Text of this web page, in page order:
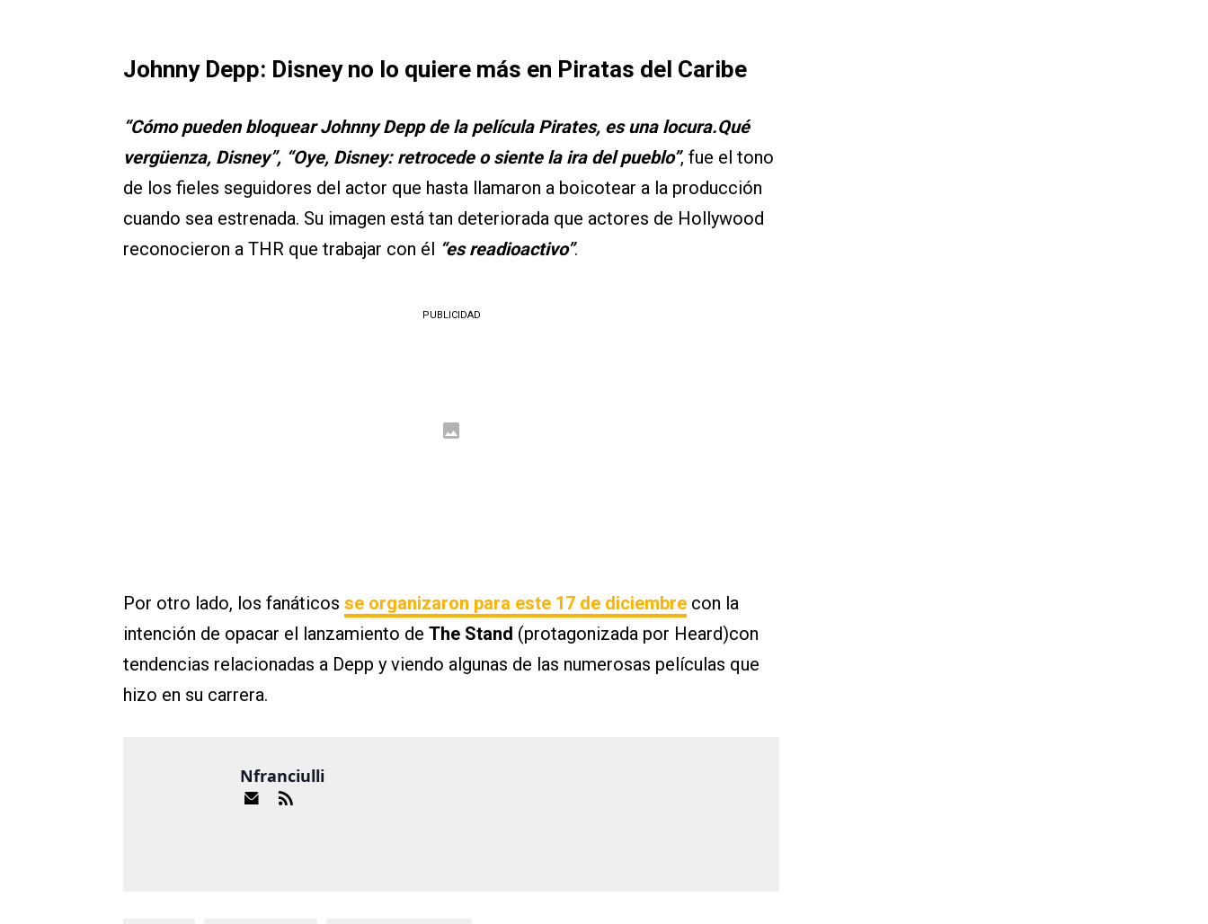
Johnny Depp: Disney no lo quiere más en Piratas del Caribe
“Cómo pueden bloquear Johnny Depp de la película Pirates, es una locura.Qué
vergüenza, Disney”, “Oye, Disney: retrocede o siente la ira del pueblo”, fue el tono
de los fieles seguidores del actor que hasta llamaron a boicotear a la producción
cuando sea estrenada. Su imagen está tan deteriorada que actores de Hollywood
reconocieron a THR que trabajar con él “es readioactivo”.
PUBLICIDAD
Por otro lado, los fanáticos se organizaron para este 17 de diciembre con la
intención de opacar el lanzamiento de The Stand (protagonizada por Heard)con
tendencias relacionadas a Depp y viendo algunas de las numerosas películas que
hizo en su carrera.
Nfranciulli